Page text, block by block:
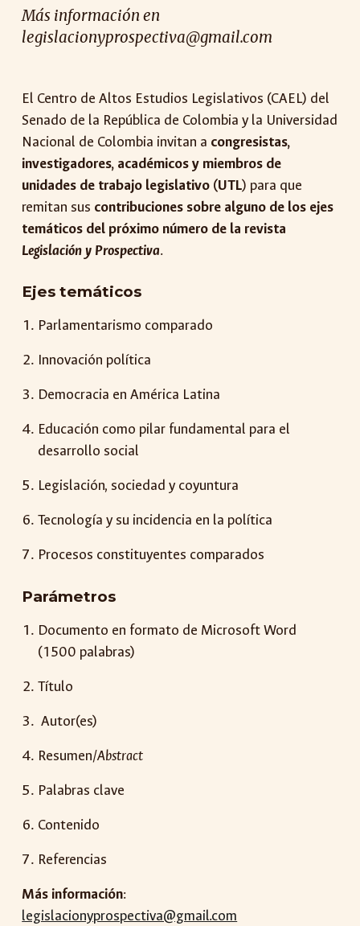
Más información en
legislacionyprospectiva@gmail.com
El Centro de Altos Estudios Legislativos (CAEL) del
Senado de la República de Colombia y la Universidad
Nacional de Colombia invitan a congresistas,
investigadores, académicos y miembros de
unidades de trabajo legislativo (UTL) para que
remitan sus contribuciones sobre alguno de los ejes
temáticos del próximo número de la revista
Legislación y Prospectiva.
Ejes temáticos
Parlamentarismo comparado
Innovación política
Democracia en América Latina
Educación como pilar fundamental para el
desarrollo social
Legislación, sociedad y coyuntura
Tecnología y su incidencia en la política
Procesos constituyentes comparados
Parámetros
Documento en formato de Microsoft Word
(1500 palabras)
Título
Autor(es)
Resumen/Abstract
Palabras clave
Contenido
Referencias
Más información:
legislacionyprospectiva@gmail.com